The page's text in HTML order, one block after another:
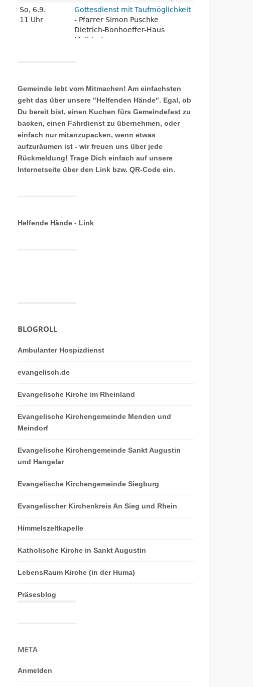
Gemeinde lebt vom Mitmachen! Am einfachsten
geht das über unsere "Helfenden Hände". Egal, ob
Du bereit bist, einen Kuchen fürs Gemeindefest zu
backen, einen Fahrdienst zu übernehmen, oder
einfach nur mitanzupacken, wenn etwas
aufzuräumen ist - wir freuen uns über jede
Rückmeldung! Trage Dich einfach auf unsere
Internetseite über den Link bzw. QR-Code ein.
Helfende Hände - Link
BLOGROLL
Ambulanter Hospizdienst
evangelisch.de
Evangelische Kirche im Rheinland
Evangelische Kirchengemeinde Menden und
Meindorf
Evangelische Kirchengemeinde Sankt Augustin
und Hangelar
Evangelische Kirchengemeinde Siegburg
Evangelischer Kirchenkreis An Sieg und Rhein
Himmelszeltkapelle
Katholische Kirche in Sankt Augustin
LebensRaum Kirche (in der Huma)
Präsesblog
META
Anmelden